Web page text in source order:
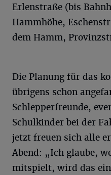
Erlenstraße (bis
Hammhöhe,
dem Hamm,
Die Planung für das
übrigens schon
Schlepperfreunde,
Schulkinder bei der
jetzt freuen sich alle
Abend: „Ich glaube,
mitspielt, wird das